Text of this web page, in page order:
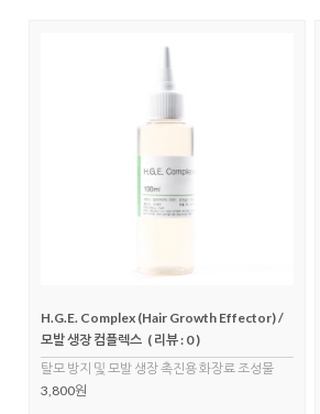
H.G.E. Complex (Hair Growth Effector) /
모발 생장 컴플렉스 ( 리뷰 : 0 )
탈모 방지 및 모발 생장 촉진용 화장료 조성물
3,800원